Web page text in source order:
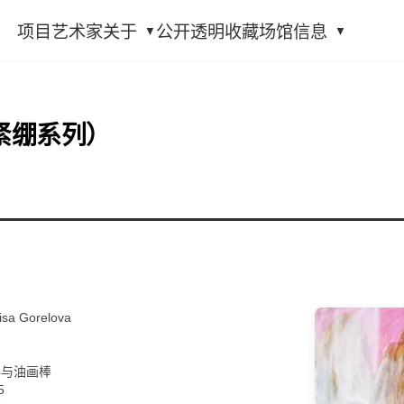
项目 艺术家关于 公开透明收藏场馆信息
系列）
Gorelova
油画棒